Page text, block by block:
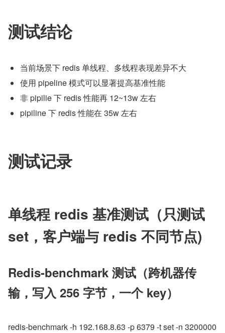
测试结论
当前场景下 redis 单线程、多线程表现差异不大
使用 pipeline 模式可以显著提高基准性能
非 pipilie 下 redis 性能再 12~13w 左右
pipiline 下 redis 性能在 35w 左右
测试记录
单线程 redis 基准测试（只测试
set，客户端与 redis 不同节点)
Redis-benchmark 测试（跨机器传
输，写入 256 字节，一个 key）
redis-benchmark -h 192.168.8.63 -p 6379 -t set -n 3200000